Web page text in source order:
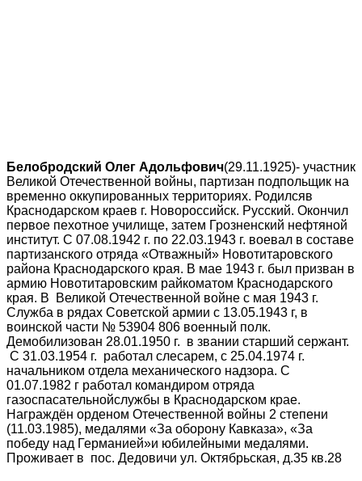
Белобродский Олег Адольфович(29.11.1925)- участник
Великой Отечественной войны, партизан подпольщик на
временно оккупированных территориях. Родилсяв
Краснодарском краев г. Новороссийск. Русский. Окончил
первое пехотное училище, затем Грозненский нефтяной
институт. С 07.08.1942 г. по 22.03.1943 г. воевал в составе
партизанского отряда «Отважный» Новотитаровского
района Краснодарского края. В мае 1943 г. был призван в
армию Новотитаровским райкоматом Краснодарского
края. В Великой Отечественной войне с мая 1943 г.
Служба в рядах Советской армии с 13.05.1943 г, в
воинской части № 53904 806 военный полк.
Демобилизован 28.01.1950 г. в звании старший сержант.
С 31.03.1954 г. работал слесарем, с 25.04.1974 г.
начальником отдела механического надзора. С
01.07.1982 г работал командиром отряда
газоспасательнойслужбы в Краснодарском крае.
Награждён орденом Отечественной войны 2 степени
(11.03.1985), медалями «За оборону Кавказа», «За
победу над Германией»и юбилейными медалями.
Проживает в пос. Дедовичи ул. Октябрьская, д.35 кв.28